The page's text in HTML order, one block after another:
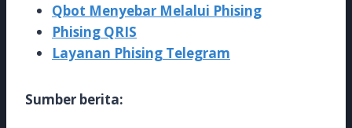
Qbot Menyebar Melalui Phising
Phising QRIS
Layanan Phising Telegram
Sumber berita: